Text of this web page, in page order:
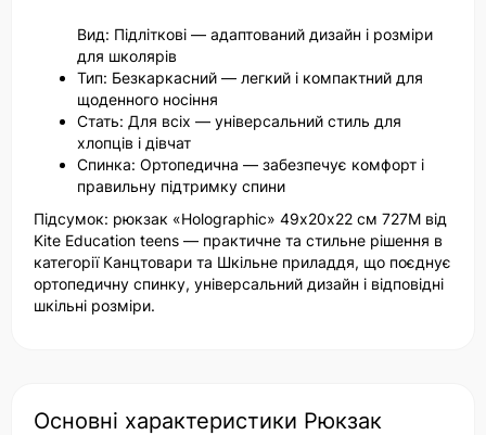
Вид: Підліткові — адаптований дизайн і розміри
для школярів
Тип: Безкаркасний — легкий і компактний для
щоденного носіння
Стать: Для всіх — універсальний стиль для
хлопців і дівчат
Спинка: Ортопедична — забезпечує комфорт і
правильну підтримку спини
Підсумок: рюкзак «Holographic» 49х20х22 см 727M від
Kite Education teens — практичне та стильне рішення в
категорії Канцтовари та Шкільне приладдя, що поєднує
ортопедичну спинку, універсальний дизайн і відповідні
шкільні розміри.
Основні характеристики Рюкзак